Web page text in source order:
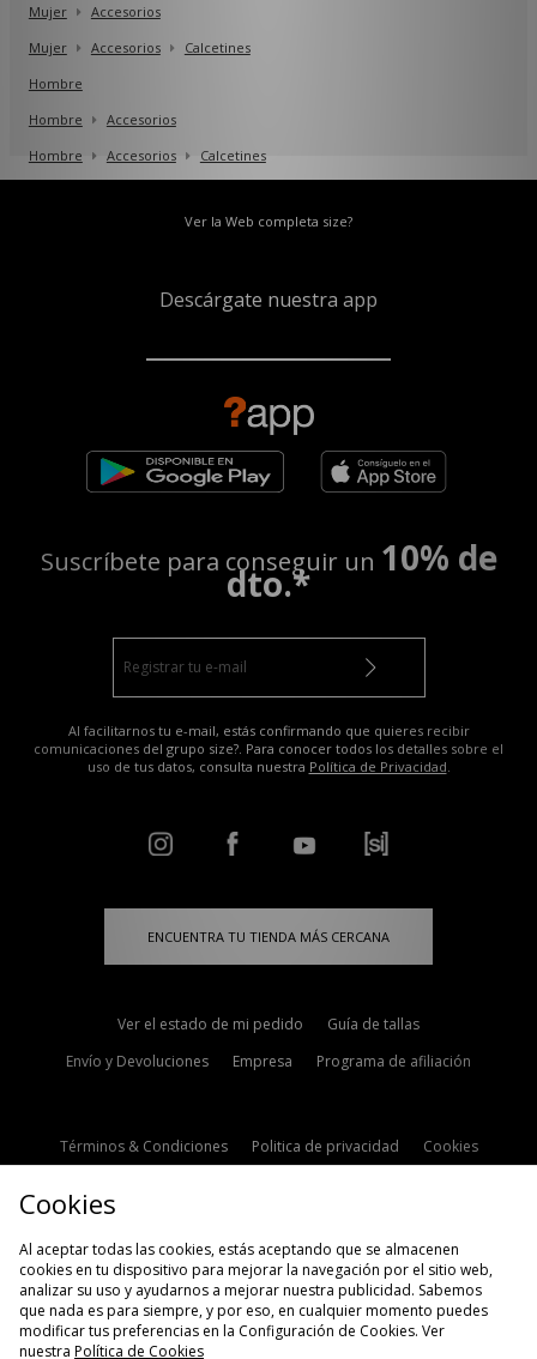
Mujer
Accesorios
Mujer
Accesorios
Calcetines
Hombre
Hombre
Accesorios
Hombre
Accesorios Calcetines
Ver la Web completa size?
Descárgate nuestra app
Suscríbete para conseguir un 10% de
dto.*
Al facilitarnos tu e-mail, estás confirmando que quieres recibir
comunicaciones del grupo size?. Para conocer todos los detalles sobre el
uso de tus datos, consulta nuestra Política de Privacidad
ENCUENTRA TU TIENDA MÁS CERCANA
Ver el estado de mi pedido
Guía de tallas
Envío y Devoluciones
Empresa Programa de afiliación
Términos & Condiciones Politica de privacidad
Cookies
Cookies
Al aceptar todas las cookies, estás aceptando que se almacenen
cookies en tu dispositivo para mejorar la navegación por el sitio web,
analizar su uso y ayudarnos a mejorar nuestra publicidad. Sabemos
que nada es para siempre, y por eso, en cualquier momento puedes
modificar tus preferencias en la Configuración de Cookies. Ver
nuestra Política de Cookies